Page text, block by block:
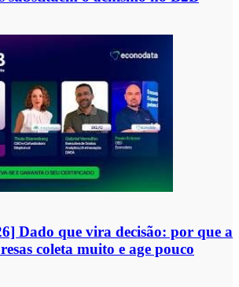
Dado que vira decisão: por que a
coleta muito e age pouco